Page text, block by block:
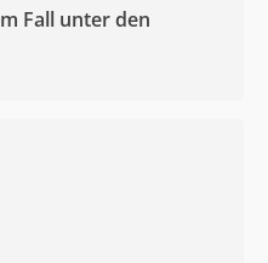
Fall unter den